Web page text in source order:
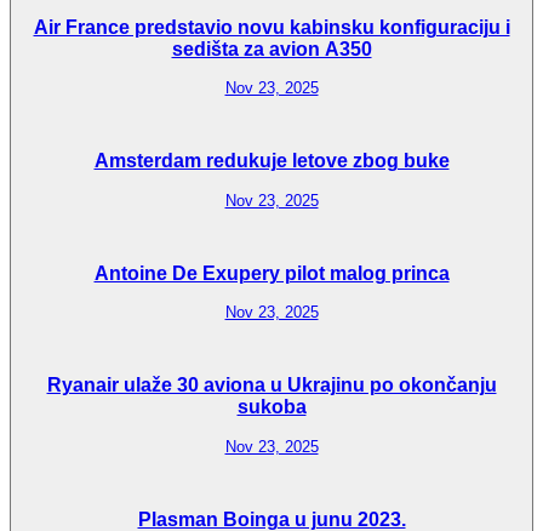
Air France predstavio novu kabinsku konfiguraciju i
sedišta za avion A350
Nov 23, 2025
Amsterdam redukuje letove zbog buke
Nov 23, 2025
Antoine De Exupery pilot malog princa
Nov 23, 2025
Ryanair ulaže 30 aviona u Ukrajinu po okončanju
sukoba
Nov 23, 2025
Plasman Boinga u junu 2023.